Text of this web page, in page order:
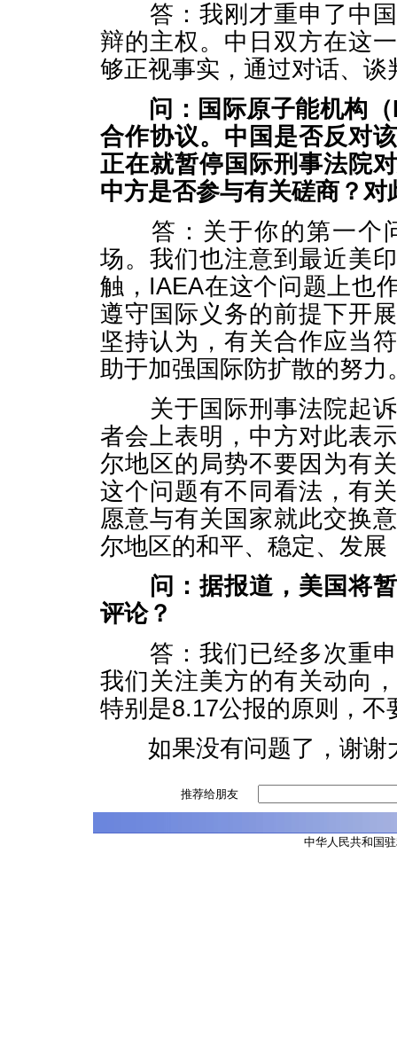
答：我刚才重申了中国
辩的主权。中日双方在这
够正视事实，通过对话、谈
问：国际原子能机构（
合作协议。中国是否反对
正在就暂停国际刑事法院
中方是否参与有关磋商？对
答：关于你的第一个
场。我们也注意到最近美
触，IAEA在这个问题上也
遵守国际义务的前提下开
坚持认为，有关合作应当
助于加强国际防扩散的努力
关于国际刑事法院起诉
者会上表明，中方对此表
尔地区的局势不要因为有
这个问题有不同看法，有
愿意与有关国家就此交换
尔地区的和平、稳定、发
问：据报道，美国将
评论？
答：我们已经多次重申
我们关注美方的有关动向
特别是8.17公报的原则，不
如果没有问题了，谢谢
推荐给朋友
中华人民共和国